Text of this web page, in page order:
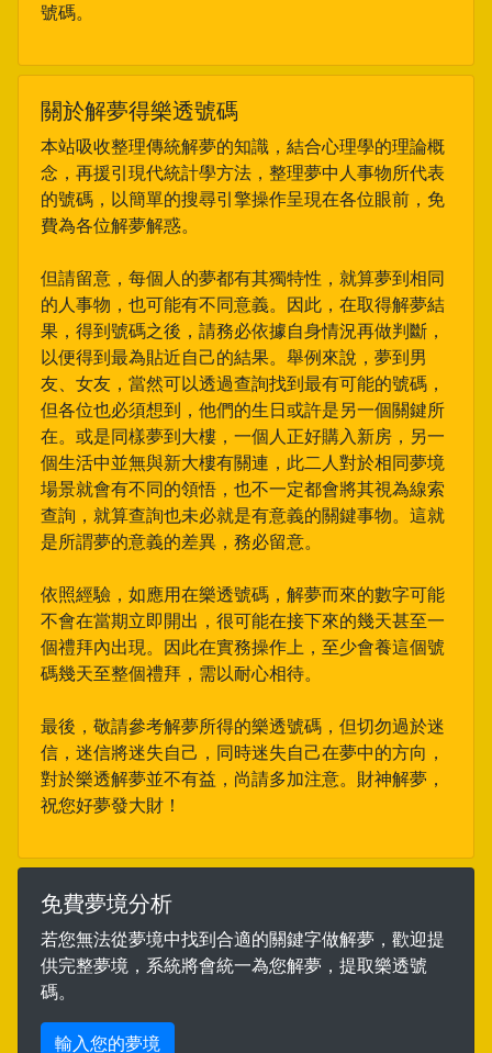
號碼。
關於解夢得樂透號碼
本站吸收整理傳統解夢的知識，結合心理學的理論概
念，再援引現代統計學方法，整理夢中人事物所代表
的號碼，以簡單的搜尋引擎操作呈現在各位眼前，免
費為各位解夢解惑。
但請留意，每個人的夢都有其獨特性，就算夢到相同
的人事物，也可能有不同意義。因此，在取得解夢結
果，得到號碼之後，請務必依據自身情況再做判斷，
以便得到最為貼近自己的結果。舉例來說，夢到男
友、女友，當然可以透過查詢找到最有可能的號碼，
但各位也必須想到，他們的生日或許是另一個關鍵所
在。或是同樣夢到大樓，一個人正好購入新房，另一
個生活中並無與新大樓有關連，此二人對於相同夢境
場景就會有不同的領悟，也不一定都會將其視為線索
查詢，就算查詢也未必就是有意義的關鍵事物。這就
是所謂夢的意義的差異，務必留意。
依照經驗，如應用在樂透號碼，解夢而來的數字可能
不會在當期立即開出，很可能在接下來的幾天甚至一
個禮拜內出現。因此在實務操作上，至少會養這個號
碼幾天至整個禮拜，需以耐心相待。
最後，敬請參考解夢所得的樂透號碼，但切勿過於迷
信，迷信將迷失自己，同時迷失自己在夢中的方向，
對於樂透解夢並不有益，尚請多加注意。財神解夢，
祝您好夢發大財！
免費夢境分析
若您無法從夢境中找到合適的關鍵字做解夢，歡迎提
供完整夢境，系統將會統一為您解夢，提取樂透號
碼。
輸入您的夢境